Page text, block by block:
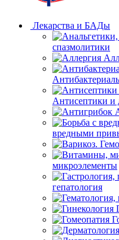
Лекарства и БАДы
спазмолитики
Антисептики и
вредными
микроэлементы
гепатология